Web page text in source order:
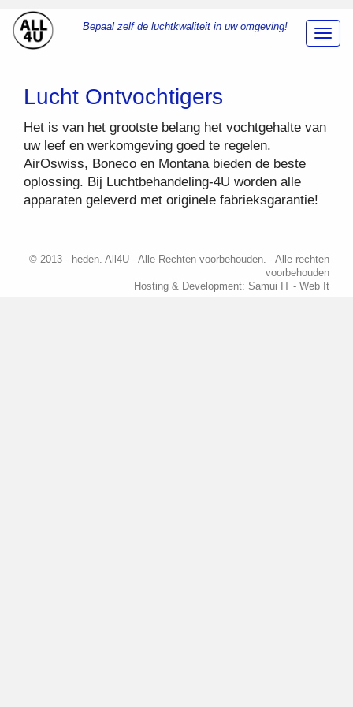
Bepaal zelf de luchtkwaliteit in uw omgeving!
Lucht Ontvochtigers
Het is van het grootste belang het vochtgehalte van
uw leef en werkomgeving goed te regelen.
AirOswiss, Boneco en Montana bieden de beste
oplossing. Bij Luchtbehandeling-4U worden alle
apparaten geleverd met originele fabrieksgarantie!
© 2013 - heden. All4U - Alle Rechten voorbehouden. - Alle rechten
voorbehouden
Hosting & Development: Samui IT - Web It